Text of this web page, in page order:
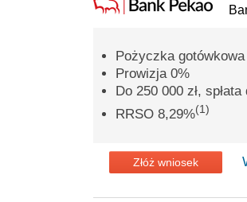
Pożyczka
Prowizja 0%
Do 250 000 zł,
RRSO 8,29%(1)
Złóż wniosek